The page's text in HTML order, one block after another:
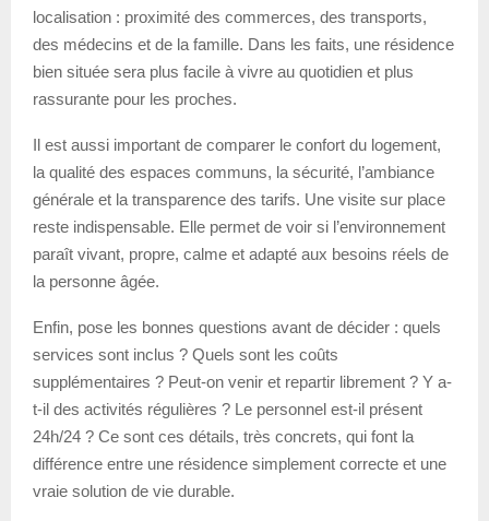
localisation : proximité des commerces, des transports,
des médecins et de la famille. Dans les faits, une résidence
bien située sera plus facile à vivre au quotidien et plus
rassurante pour les proches.
Il est aussi important de comparer le confort du logement,
la qualité des espaces communs, la sécurité, l’ambiance
générale et la transparence des tarifs. Une visite sur place
reste indispensable. Elle permet de voir si l’environnement
paraît vivant, propre, calme et adapté aux besoins réels de
la personne âgée.
Enfin, pose les bonnes questions avant de décider : quels
services sont inclus ? Quels sont les coûts
supplémentaires ? Peut-on venir et repartir librement ? Y a-
t-il des activités régulières ? Le personnel est-il présent
24h/24 ? Ce sont ces détails, très concrets, qui font la
différence entre une résidence simplement correcte et une
vraie solution de vie durable.